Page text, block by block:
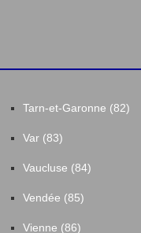
Tarn-et-Garonne (82)
Var (83)
Vaucluse (84)
Vendée (85)
Vienne (86)